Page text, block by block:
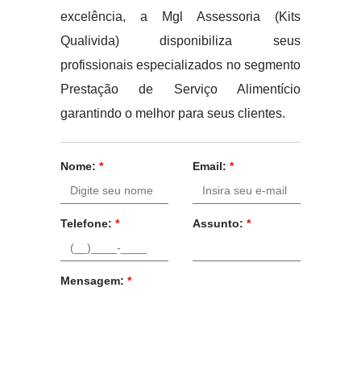
excelência, a Mgl Assessoria (Kits
Qualivida) disponibiliza seus
profissionais especializados no segmento
Prestação de Serviço Alimentício
garantindo o melhor para seus clientes.
Nome: * Email: *
Telefone: * Assunto: *
Mensagem: *